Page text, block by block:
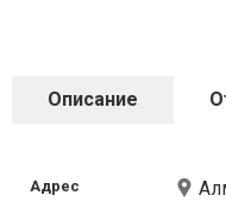
Описание
Адрес